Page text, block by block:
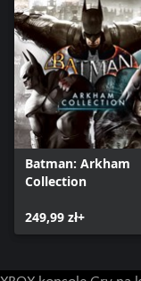
Batman: Arkham
Collection
249,99 zł+